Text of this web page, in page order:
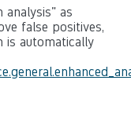
analysis" as
false positives,
is automatically